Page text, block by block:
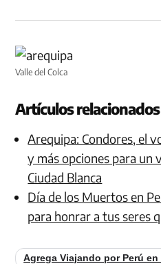
Valle del Colca
Artículos relacionados
Arequipa: Condores, el
y más opciones para un
Ciudad Blanca
Día de los Muertos en
para honrar a tus seres
Agrega Viajando por Perú en